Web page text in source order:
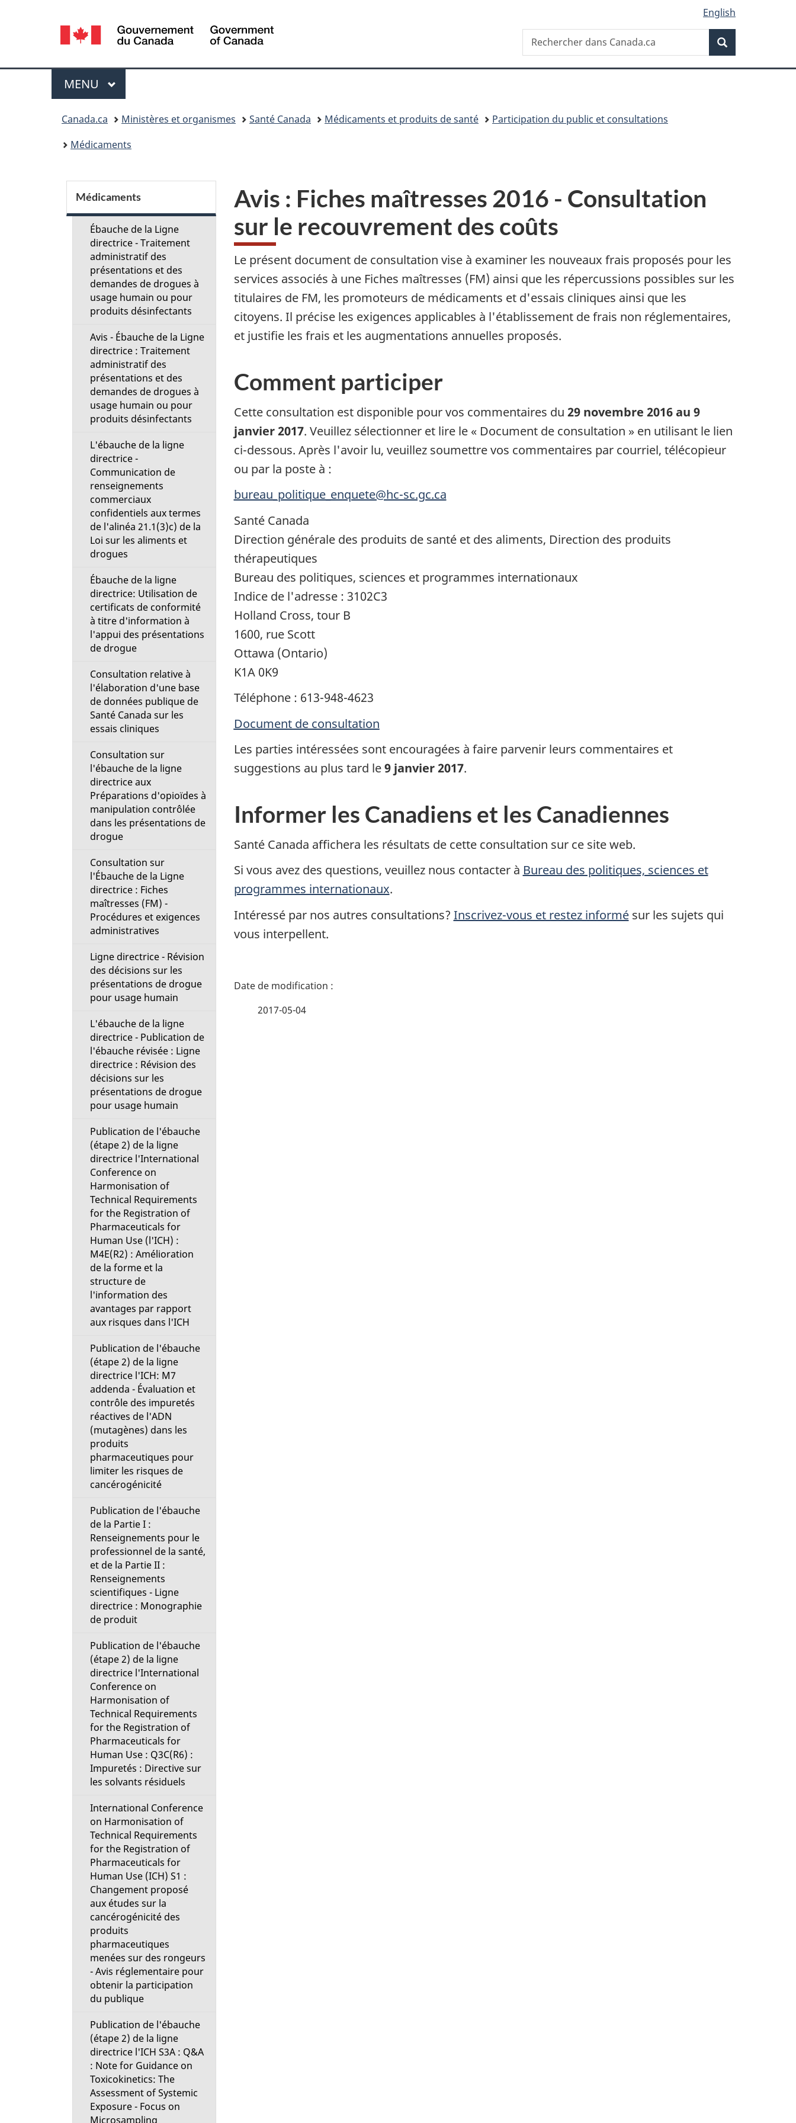
sujet
la
HTML
Sélection
de
la
langue
English
Canada
Recherche
Rechercher
dans
Menu
MENU PRINCIPAL
Canada.ca Ministères et organismes Santé Canada Médicaments et produits de santé
Participation du public et consultations
Médicaments
Avis : Fiches maîtresses 2016 - Consultation
sur le recouvrement des coûts
Le présent document de consultation vise à examiner les nouveaux frais proposés pour les
services associés à une Fiches maîtresses (FM) ainsi que les répercussions possibles sur les
titulaires de FM, les promoteurs de médicaments et d'essais cliniques ainsi que les
citoyens. Il précise les exigences applicables à l'établissement de frais non réglementaires,
et justifie les frais et les augmentations annuelles proposés.
Comment participer
Cette consultation est disponible pour vos commentaires du 29 novembre 2016 au 9
janvier 2017. Veuillez sélectionner et lire le « Document de consultation » en utilisant le lien
ci-dessous. Après l'avoir lu, veuillez soumettre vos commentaires par courriel, télécopieur
ou par la poste à :
bureau_politique_enquete@hc-sc.gc.ca
Santé Canada
Direction générale des produits de santé et des aliments, Direction des produits
thérapeutiques
Bureau des politiques, sciences et programmes internationaux
Indice de l'adresse : 3102C3
Holland Cross, tour B
1600, rue Scott
Ottawa (Ontario)
K1A 0K9
Téléphone : 613-948-4623
Document de consultation
Les parties intéressées sont encouragées à faire parvenir leurs commentaires et
suggestions au plus tard le9 janvier 2017.
Informer les Canadiens et les Canadiennes
Santé Canada affichera les résultats de cette consultation sur ce site web.
Si vous avez des questions, veuillez nous contacter à Bureau des politiques, sciences et
programmes internationaux.
Intéressé par nos autres consultations? Inscrivez-vous et restez informésur les sujets qui
vous interpellent.
D
2017-05-04
e
Médicaments
Ébauche de la Ligne
directrice - Traitement
administratif des
présentations et des
demandes de drogues à
usage humain ou pour
produits désinfectants
Avis - Ébauche de la Ligne
directrice : Traitement
administratif des
présentations et des
demandes de drogues à
usage humain ou pour
produits désinfectants
L'ébauche de la ligne
directrice -
Communication de
renseignements
commerciaux
confidentiels aux termes
de l'alinéa 21.1(3)c) de la
Loi sur les aliments et
drogues
Ébauche de la ligne
directrice: Utilisation de
certificats de conformité
à titre d'information à
l'appui des présentations
de drogue
Consultation relative à
l'élaboration d'une base
de données publique de
Santé Canada sur les
essais cliniques
Consultation sur
l'ébauche de la ligne
directrice aux
Préparations d'opioïdes à
manipulation contrôlée
dans les présentations de
drogue
Consultation sur
l'Ébauche de la Ligne
directrice : Fiches
maîtresses (FM) -
Procédures et exigences
administratives
Ligne directrice - Révision
des décisions sur les
présentations de drogue
pour usage humain
L'ébauche de la ligne
directrice - Publication de
l'ébauche révisée : Ligne
directrice : Révision des
décisions sur les
présentations de drogue
pour usage humain
Publication de l'ébauche
(étape 2) de la ligne
directrice l'International
Conference on
Harmonisation of
Technical Requirements
for the Registration of
Pharmaceuticals for
Human Use (l'ICH) :
M4E(R2) : Amélioration
de la forme et la
structure de
l'information des
avantages par rapport
aux risques dans l'ICH
Publication de l'ébauche
(étape 2) de la ligne
directrice l'ICH: M7
addenda - Évaluation et
contrôle des impuretés
réactives de l'ADN
(mutagènes) dans les
produits
pharmaceutiques pour
limiter les risques de
cancérogénicité
Publication de l'ébauche
de la Partie I :
Renseignements pour le
professionnel de la santé,
et de la Partie II :
Renseignements
scientifiques - Ligne
directrice : Monographie
de produit
Publication de l'ébauche
(étape 2) de la ligne
directrice l'International
Conference on
Harmonisation of
Technical Requirements
for the Registration of
Pharmaceuticals for
Human Use : Q3C(R6) :
Impuretés : Directive sur
les solvants résiduels
International Conference
on Harmonisation of
Technical Requirements
for the Registration of
Pharmaceuticals for
Human Use (ICH) S1 :
Changement proposé
aux études sur la
cancérogénicité des
produits
pharmaceutiques
menées sur des rongeurs
- Avis réglementaire pour
obtenir la participation
du publique
Publication de l'ébauche
(étape 2) de la ligne
directrice l'ICH S3A : Q&A
: Note for Guidance on
Toxicokinetics: The
Assessment of Systemic
Exposure - Focus on
Microsampling